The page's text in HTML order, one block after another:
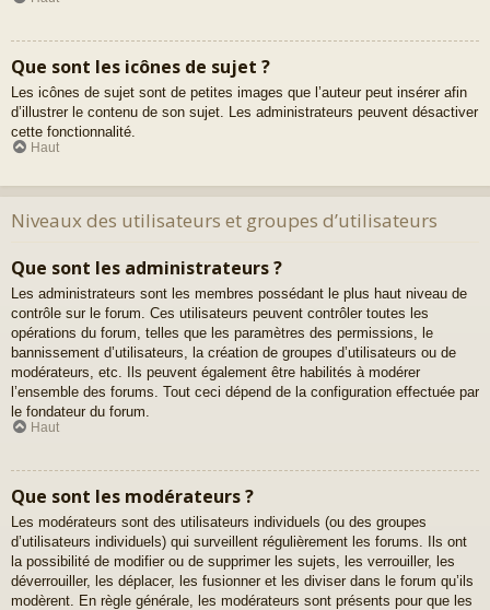
Que sont les icônes de sujet ?
Les icônes de sujet sont de petites images que l’auteur peut insérer afin
d’illustrer le contenu de son sujet. Les administrateurs peuvent désactiver
cette fonctionnalité.
Haut
Niveaux des utilisateurs et groupes d’utilisateurs
Que sont les administrateurs ?
Les administrateurs sont les membres possédant le plus haut niveau de
contrôle sur le forum. Ces utilisateurs peuvent contrôler toutes les
opérations du forum, telles que les paramètres des permissions, le
bannissement d’utilisateurs, la création de groupes d’utilisateurs ou de
modérateurs, etc. Ils peuvent également être habilités à modérer
l’ensemble des forums. Tout ceci dépend de la configuration effectuée par
le fondateur du forum.
Haut
Que sont les modérateurs ?
Les modérateurs sont des utilisateurs individuels (ou des groupes
d’utilisateurs individuels) qui surveillent régulièrement les forums. Ils ont
la possibilité de modifier ou de supprimer les sujets, les verrouiller, les
déverrouiller, les déplacer, les fusionner et les diviser dans le forum qu’ils
modèrent. En règle générale, les modérateurs sont présents pour que les